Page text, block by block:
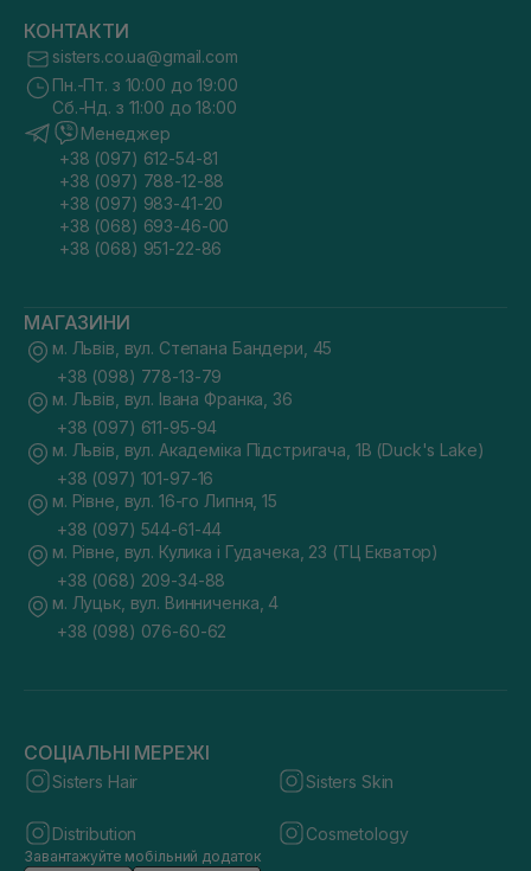
КОНТАКТИ
sisters.co.ua@gmail.com
Пн.-Пт. з 10:00 до 19:00
Сб.-Нд. з 11:00 до 18:00
Менеджер
+38 (097) 612-54-81
+38 (097) 788-12-88
+38 (097) 983-41-20
+38 (068) 693-46-00
+38 (068) 951-22-86
МАГАЗИНИ
м. Львів, вул. Степана Бандери, 45
+38 (098) 778-13-79
м. Львів, вул. Івана Франка, 36
+38 (097) 611-95-94
м. Львів, вул. Академіка Підстригача, 1В (Duck's Lake)
+38 (097) 101-97-16
м. Рівне, вул. 16-го Липня, 15
+38 (097) 544-61-44
м. Рівне, вул. Кулика і Гудачека, 23 (ТЦ Екватор)
+38 (068) 209-34-88
м. Луцьк, вул. Винниченка, 4
+38 (098) 076-60-62
СОЦІАЛЬНІ МЕРЕЖІ
Sisters Hair Sisters Skin
Distribution Cosmetology
Завантажуйте мобільний додаток